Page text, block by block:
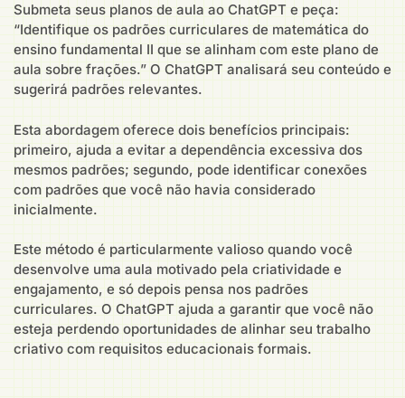
Submeta seus planos de aula ao ChatGPT e peça:
“Identifique os padrões curriculares de matemática do
ensino fundamental II que se alinham com este plano de
aula sobre frações.” O ChatGPT analisará seu conteúdo e
sugerirá padrões relevantes.
Esta abordagem oferece dois benefícios principais:
primeiro, ajuda a evitar a dependência excessiva dos
mesmos padrões; segundo, pode identificar conexões
com padrões que você não havia considerado
inicialmente.
Este método é particularmente valioso quando você
desenvolve uma aula motivado pela criatividade e
engajamento, e só depois pensa nos padrões
curriculares. O ChatGPT ajuda a garantir que você não
esteja perdendo oportunidades de alinhar seu trabalho
criativo com requisitos educacionais formais.